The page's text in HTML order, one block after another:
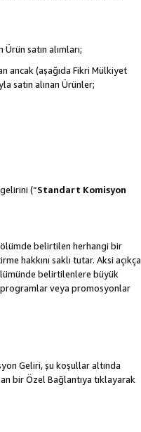
satın alımları;
ancak (aşağıda Fikri Mülkiyet
satın alınan Ürünler;
(“Standart Komisyon
belirtilen herhangi bir
hakkını saklı tutar. Aksi açıkça
belirtilenlere büyük
programlar veya promosyonlar
Geliri, şu koşullar altında
bir Özel Bağlantıya tıklayarak